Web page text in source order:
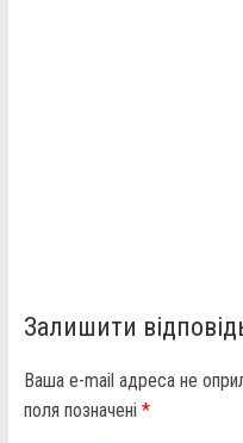
Залишити
Ваша e-mail адреса не
поля позначені *